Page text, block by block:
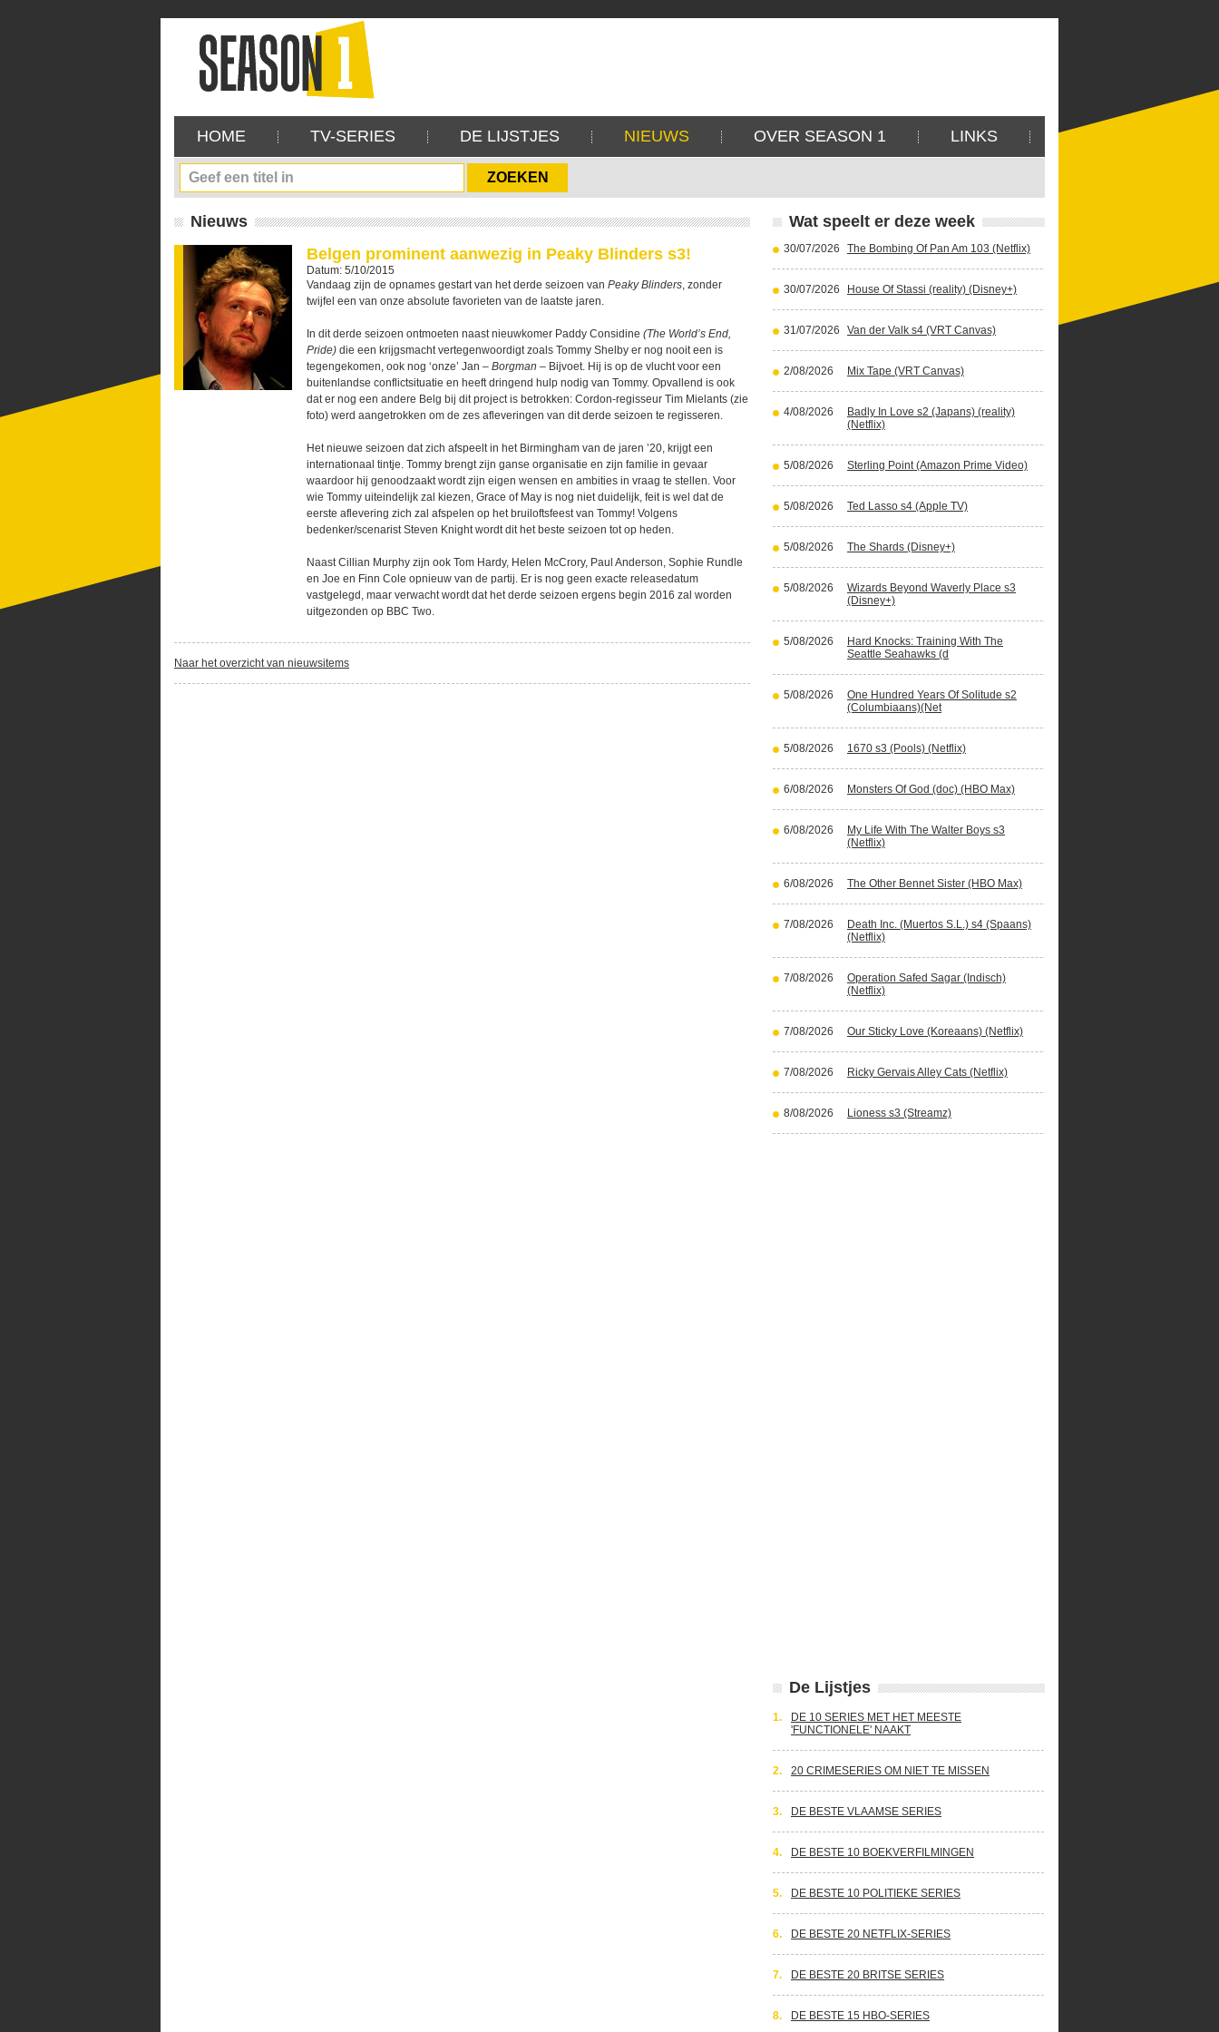
HOME TV-SERIES DE LIJSTJES NIEUWS OVER SEASON 1 LINKS
Nieuws
Belgen prominent aanwezig in Peaky Blinders s3!
Datum: 5/10/2015
Vandaag zijn de opnames gestart van het derde seizoen van Peaky Blinders, zonder
twijfel een van onze absolute favorieten van de laatste jaren.
In dit derde seizoen ontmoeten naast nieuwkomer Paddy Considine (The World’s End,
Pride) die een krijgsmacht vertegenwoordigt zoals Tommy Shelby er nog nooit een is
tegengekomen, ook nog ‘onze’ Jan – Borgman – Bijvoet. Hij is op de vlucht voor een
buitenlandse conflictsituatie en heeft dringend hulp nodig van Tommy. Opvallend is ook
dat er nog een andere Belg bij dit project is betrokken: Cordon-regisseur Tim Mielants (zie
foto) werd aangetrokken om de zes afleveringen van dit derde seizoen te regisseren.
Het nieuwe seizoen dat zich afspeelt in het Birmingham van de jaren ’20, krijgt een
internationaal tintje. Tommy brengt zijn ganse organisatie en zijn familie in gevaar
waardoor hij genoodzaakt wordt zijn eigen wensen en ambities in vraag te stellen. Voor
wie Tommy uiteindelijk zal kiezen, Grace of May is nog niet duidelijk, feit is wel dat de
eerste aflevering zich zal afspelen op het bruiloftsfeest van Tommy! Volgens
bedenker/scenarist Steven Knight wordt dit het beste seizoen tot op heden.
Naast Cillian Murphy zijn ook Tom Hardy, Helen McCrory, Paul Anderson, Sophie Rundle
en Joe en Finn Cole opnieuw van de partij. Er is nog geen exacte releasedatum
vastgelegd, maar verwacht wordt dat het derde seizoen ergens begin 2016 zal worden
uitgezonden op BBC Two.
Naar het overzicht van nieuwsitems
Wat speelt er deze week
30/07/2026 The Bombing Of Pan Am 103 (Netflix)
30/07/2026 House Of Stassi (reality) (Disney+)
31/07/2026 Van der Valk s4 (VRT Canvas)
2/08/2026 Mix Tape (VRT Canvas)
4/08/2026
Badly In Love s2 (Japans) (reality)
(Netflix)
5/08/2026 Sterling Point (Amazon Prime Video)
5/08/2026 Ted Lasso s4 (Apple TV)
5/08/2026 The Shards (Disney+)
5/08/2026
Wizards Beyond Waverly Place s3
(Disney+)
5/08/2026
Hard Knocks: Training With The
Seattle Seahawks (d
5/08/2026
One Hundred Years Of Solitude s2
(Columbiaans)(Net
5/08/2026 1670 s3 (Pools) (Netflix)
6/08/2026 Monsters Of God (doc) (HBO Max)
6/08/2026
My Life With The Walter Boys s3
(Netflix)
6/08/2026 The Other Bennet Sister (HBO Max)
7/08/2026
Death Inc. (Muertos S.L.) s4 (Spaans)
(Netflix)
7/08/2026
Operation Safed Sagar (Indisch)
(Netflix)
7/08/2026 Our Sticky Love (Koreaans) (Netflix)
7/08/2026 Ricky Gervais Alley Cats (Netflix)
8/08/2026 Lioness s3 (Streamz)
De Lijstjes
1.
DE 10 SERIES MET HET MEESTE
'FUNCTIONELE' NAAKT
2. 20 CRIMESERIES OM NIET TE MISSEN
3. DE BESTE VLAAMSE SERIES
4. DE BESTE 10 BOEKVERFILMINGEN
5. DE BESTE 10 POLITIEKE SERIES
6. DE BESTE 20 NETFLIX-SERIES
7. DE BESTE 20 BRITSE SERIES
8. DE BESTE 15 HBO-SERIES